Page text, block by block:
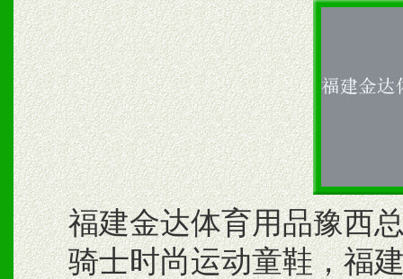
福建金达体育用品豫西
骑士时尚运动童鞋，福建